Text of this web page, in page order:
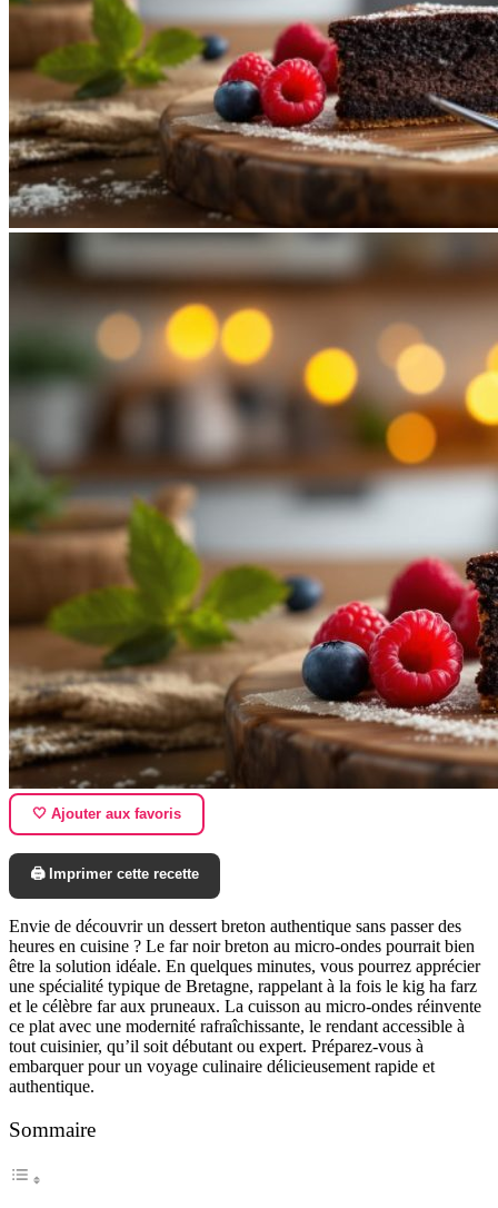
🤍 Ajouter aux favoris
🖨️ Imprimer cette recette
Envie de découvrir un dessert breton authentique sans passer des
heures en cuisine ? Le far noir breton au micro-ondes pourrait bien
être la solution idéale. En quelques minutes, vous pourrez apprécier
une spécialité typique de Bretagne, rappelant à la fois le kig ha farz
et le célèbre far aux pruneaux. La cuisson au micro-ondes réinvente
ce plat avec une modernité rafraîchissante, le rendant accessible à
tout cuisinier, qu’il soit débutant ou expert. Préparez-vous à
embarquer pour un voyage culinaire délicieusement rapide et
authentique.
Sommaire